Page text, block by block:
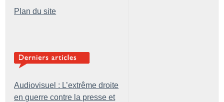
Plan du site
Audiovisuel : L’extrême droite
en guerre contre la presse et